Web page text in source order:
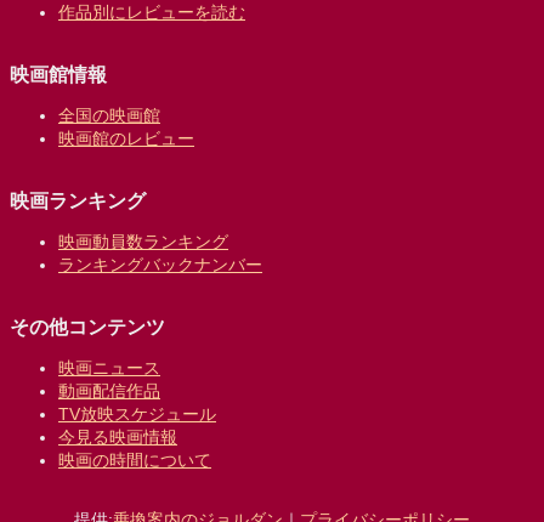
作品別にレビューを読む
映画館情報
全国の映画館
映画館のレビュー
映画ランキング
映画動員数ランキング
ランキングバックナンバー
その他コンテンツ
映画ニュース
動画配信作品
TV放映スケジュール
今見る映画情報
映画の時間について